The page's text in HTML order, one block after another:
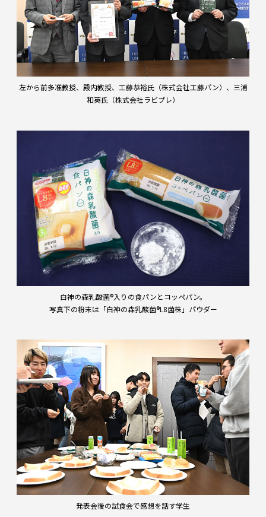
左から前多准教授、殿内教授、工藤恭裕氏（株式会社工藤パン）、三浦
和英氏（株式会社ラビプレ）
白神の森乳酸菌®入りの食パンとコッペパン。
写真下の粉末は「白神の森乳酸菌®L8菌株」パウダー
発表会後の試食会で感想を話す学生